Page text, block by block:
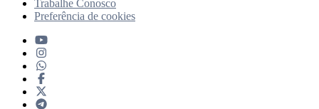
Trabalhe Conosco
Preferência de cookies